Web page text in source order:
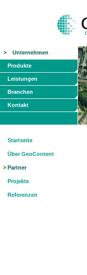
Unternehmen
Produkte
Leistungen
Branchen
Kontakt
Startseite
Über GeoContent
Partner
Projekte
Referenzen